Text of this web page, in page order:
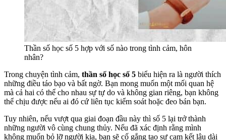
Thần số học số 5 hợp với số nào trong tình cảm, hôn
nhân?
Trong chuyện tình cảm, thần số học số 5 biểu hiện ra là người thích
những điều táo bạo và bất ngờ. Bạn mong muốn một mối quan hệ
mà cả hai có thể cho nhau sự tự do và không gian riêng, bạn không
thể chịu được nếu ai đó cứ liên tục kiểm soát hoặc đeo bán bạn.
Tuy nhiên, nếu vượt qua giai đoạn đầu này thì số 5 lại trở thành
những người vô cùng chung thủy. Nếu đã xác định rằng mình
không muốn bỏ lỡ người kia, bạn sẽ cố gắng tạo sự cam kết lâu dài